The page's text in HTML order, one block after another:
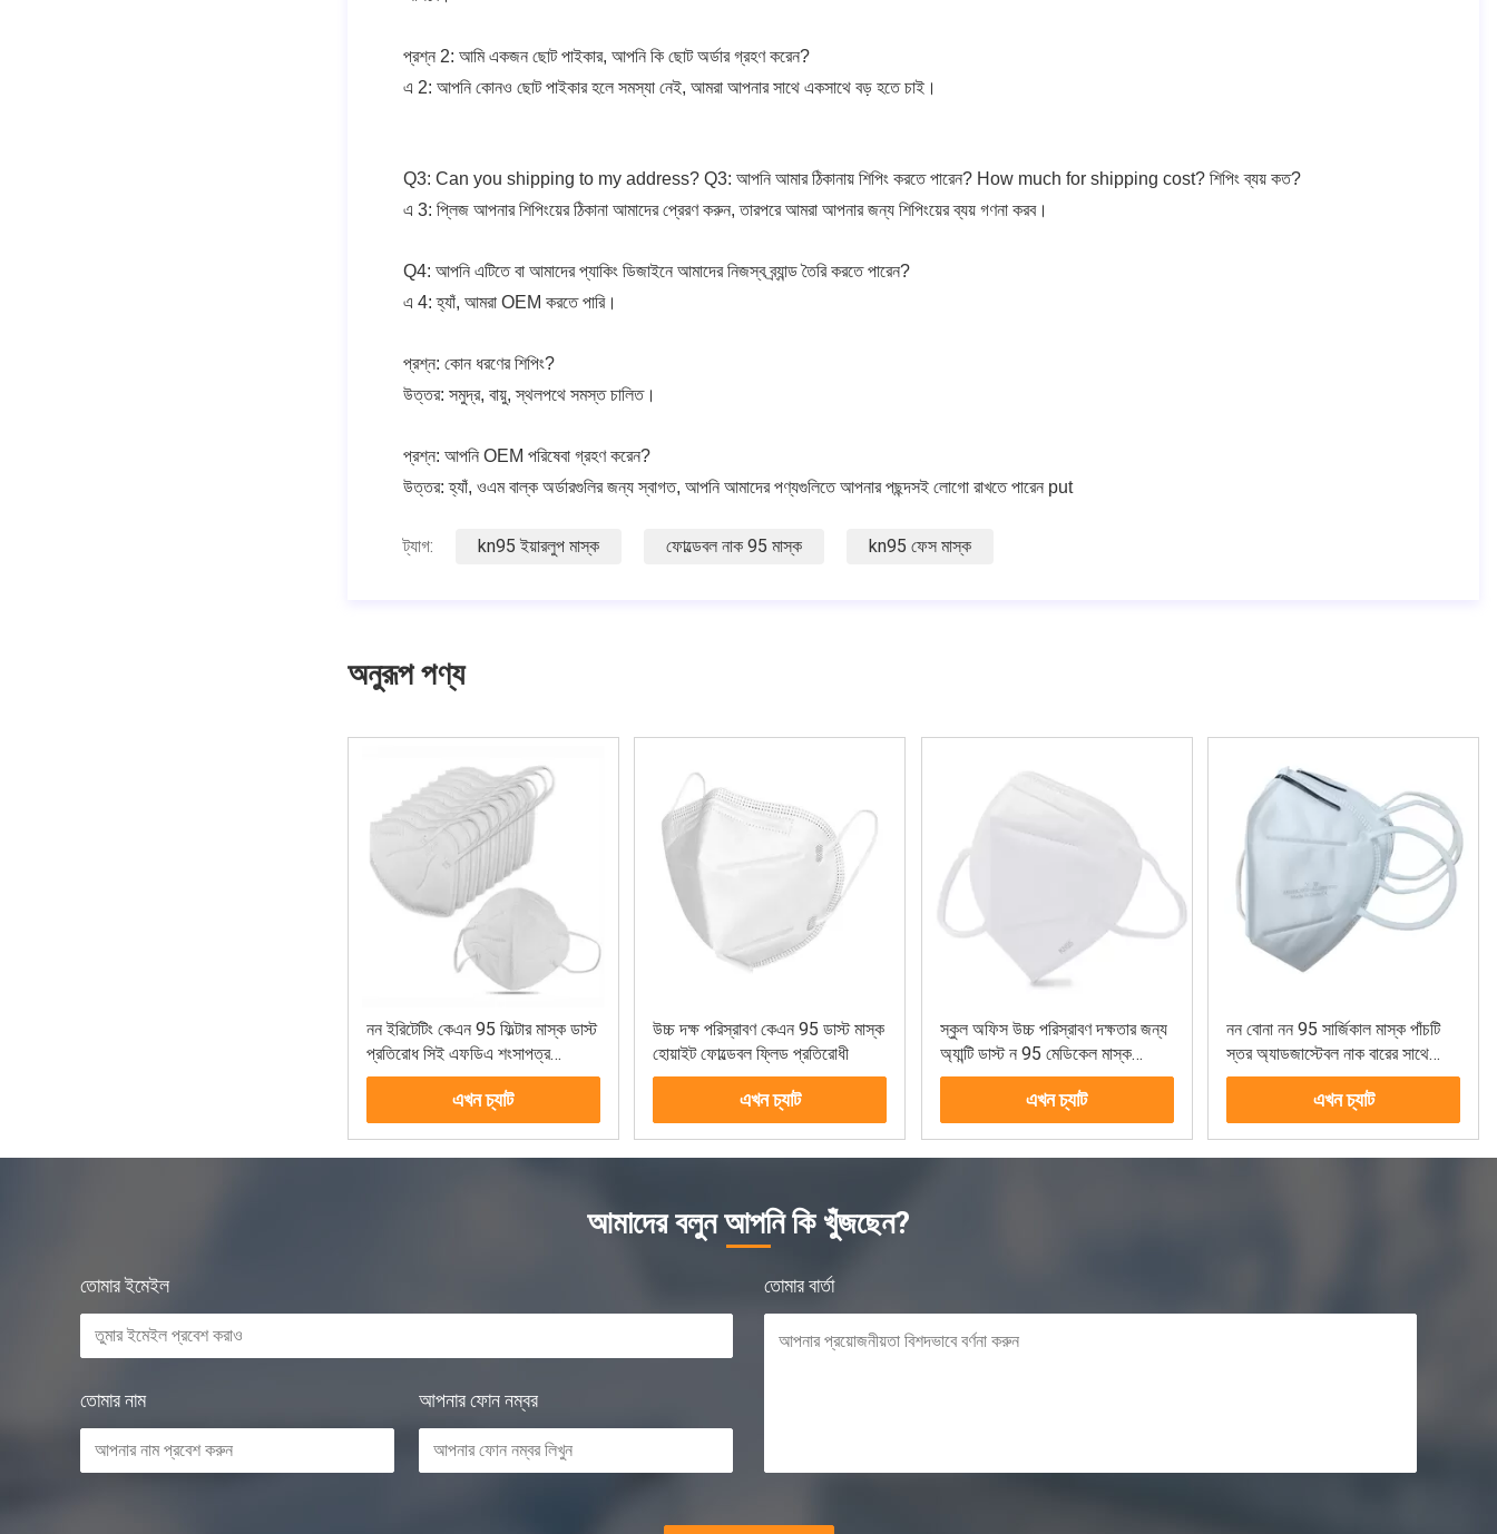
প্রশ্ন 2: আমি একজন ছোট পাইকার, আপনি কি ছোট অর্ডার গ্রহণ করেন?
এ 2: আপনি কোনও ছোট পাইকার হলে সমস্যা নেই, আমরা আপনার সাথে একসাথে বড় হতে চাই।
Q3: Can you shipping to my address? Q3: আপনি আমার ঠিকানায় শিপিং করতে পারেন? How much for shipping cost? শিপিং ব্যয় কত?
এ 3: প্লিজ আপনার শিপিংয়ের ঠিকানা আমাদের প্রেরণ করুন, তারপরে আমরা আপনার জন্য শিপিংয়ের ব্যয় গণনা করব।
Q4: আপনি এটিতে বা আমাদের প্যাকিং ডিজাইনে আমাদের নিজস্ব ব্র্যান্ড তৈরি করতে পারেন?
এ 4: হ্যাঁ, আমরা OEM করতে পারি।
প্রশ্ন: কোন ধরণের শিপিং?
উত্তর: সমুদ্র, বায়ু, স্থলপথে সমস্ত চালিত।
প্রশ্ন: আপনি OEM পরিষেবা গ্রহণ করেন?
উত্তর: হ্যাঁ, ওএম বাল্ক অর্ডারগুলির জন্য স্বাগত, আপনি আমাদের পণ্যগুলিতে আপনার পছন্দসই লোগো রাখতে পারেন put
ট্যাগ: kn95 ইয়ারলুপ মাস্ক ফোল্ডেবল নাক 95 মাস্ক kn95 ফেস মাস্ক
অনুরূপ পণ্য
নন ইরিটেটিং কেএন 95 ফিল্টার মাস্ক ডাস্ট
প্রতিরোধ সিই এফডিএ শংসাপত্র
অনুমোদিত
এখন চ্যাট
উচ্চ দক্ষ পরিস্রাবণ কেএন 95 ডাস্ট মাস্ক
হোয়াইট ফোল্ডেবল ফ্লিড প্রতিরোধী
এখন চ্যাট
স্কুল অফিস উচ্চ পরিস্রাবণ দক্ষতার জন্য
অ্যান্টি ডাস্ট ন 95 মেডিকেল মাস্ক
ইয়ারলুপ স্টাইল
এখন চ্যাট
নন বোনা নন 95 সার্জিকাল মাস্ক পাঁচটি
স্তর অ্যাডজাস্টেবল নাক বারের সাথে
কাস্টমাইজড
এখন চ্যাট
আমাদের বলুন আপনি কি খুঁজছেন?
তোমার ইমেইল
তোমার নাম আপনার ফোন নম্বর
তোমার বার্তা